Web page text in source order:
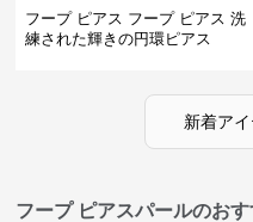
フープ ピアス フープ ピアス 洗
練された輝きの円環ピアス
新着ア
フープ ピアスパールのお